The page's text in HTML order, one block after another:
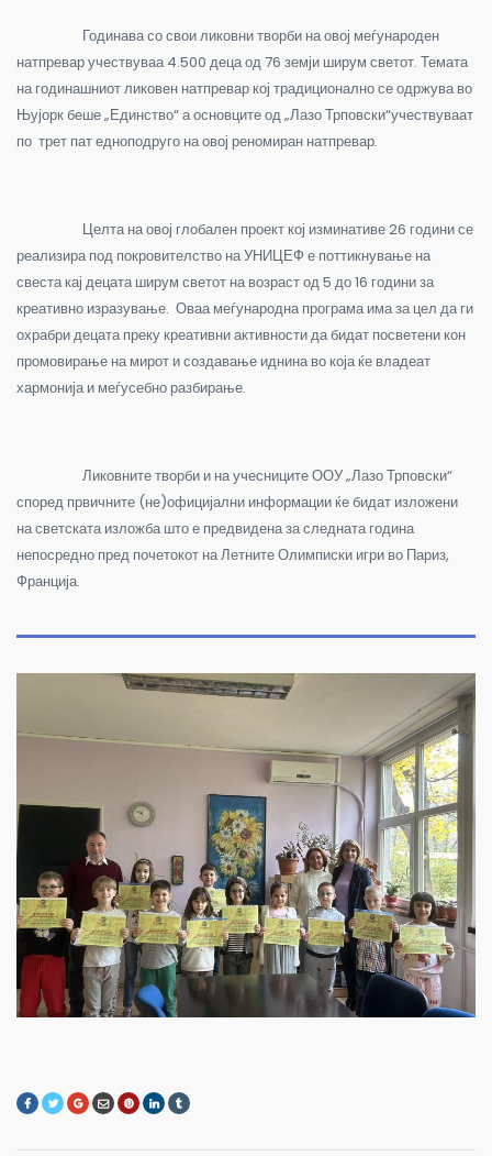
Годинава со свои ликовни творби на овој меѓународен
натпревар учествуваа 4.500 деца од 76 земји ширум светот. Темата
на годинашниот ликовен натпревар кој традиционално се одржува во
Њујорк беше „Единство“ а основците од „Лазо Трповски“учествуваат
по трет пат едноподруго на овој реномиран натпревар.
Целта на овој глобален проект кој изминативе 26 години се
реализира под покровителство на УНИЦЕФ е поттикнување на
свеста кај децата ширум светот на возраст од 5 до 16 години за
креативно изразување. Оваа меѓународна програма има за цел да ги
охрабри децата преку креативни активности да бидат посветени кон
промовирање на мирот и создавање иднина во која ќе владеат
хармонија и меѓусебно разбирање.
Ликовните творби и на учесниците ООУ „Лазо Трповски“
според првичните (не)официјални информации ќе бидат изложени
на светската изложба што е предвидена за следната година
непосредно пред почетокот на Летните Олимписки игри во Париз,
Франција.